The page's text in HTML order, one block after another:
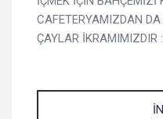
CAFETERYAMIZDAN
ÇAYLAR İKRAMIMIZDIR